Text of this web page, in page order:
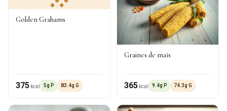
Golden Grahams
375 kcal 5g P 83.4g G
Graines de maïs
365 kcal 9.4g P 74.3g G